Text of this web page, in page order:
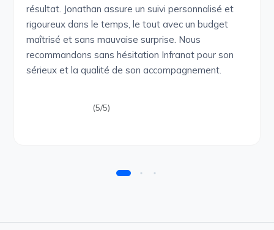
résultat. Jonathan assure un suivi personnalisé et
rigoureux dans le temps, le tout avec un budget
maîtrisé et sans mauvaise surprise. Nous
recommandons sans hésitation Infranat pour son
sérieux et la qualité de son accompagnement.
(5/5)